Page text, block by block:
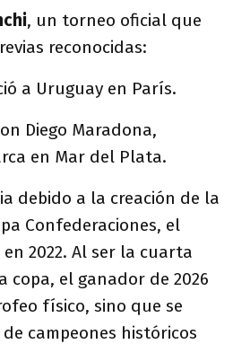
, un torneo oficial que
reconocidas:
a Uruguay en París.
Diego Maradona,
en Mar del Plata.
debido a la creación de la
Confederaciones, el
2022. Al ser la cuarta
copa, el ganador de 2026
físico, sino que se
campeones históricos